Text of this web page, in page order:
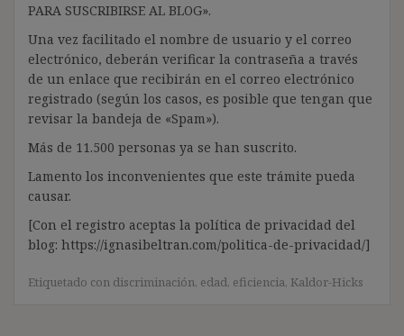
PARA SUSCRIBIRSE AL BLOG».
Una vez facilitado el nombre de usuario y el correo
electrónico, deberán verificar la contraseña a través
de un enlace que recibirán en el correo electrónico
registrado (según los casos, es posible que tengan que
revisar la bandeja de «Spam»).
Más de 11.500 personas ya se han suscrito.
Lamento los inconvenientes que este trámite pueda
causar.
[Con el registro aceptas la política de privacidad del
blog: https://ignasibeltran.com/politica-de-privacidad/]
Etiquetado con discriminación, edad, eficiencia, Kaldor-Hicks